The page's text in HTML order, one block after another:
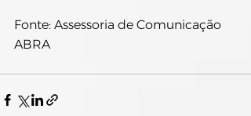
Fonte: Assessoria de Comunicação
ABRA